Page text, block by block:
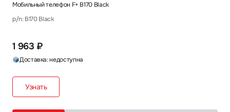
Мобильный телефон F+ B170 Black
p/n: B170 Black
1 963 ₽
Доставка: недоступна
Узнать